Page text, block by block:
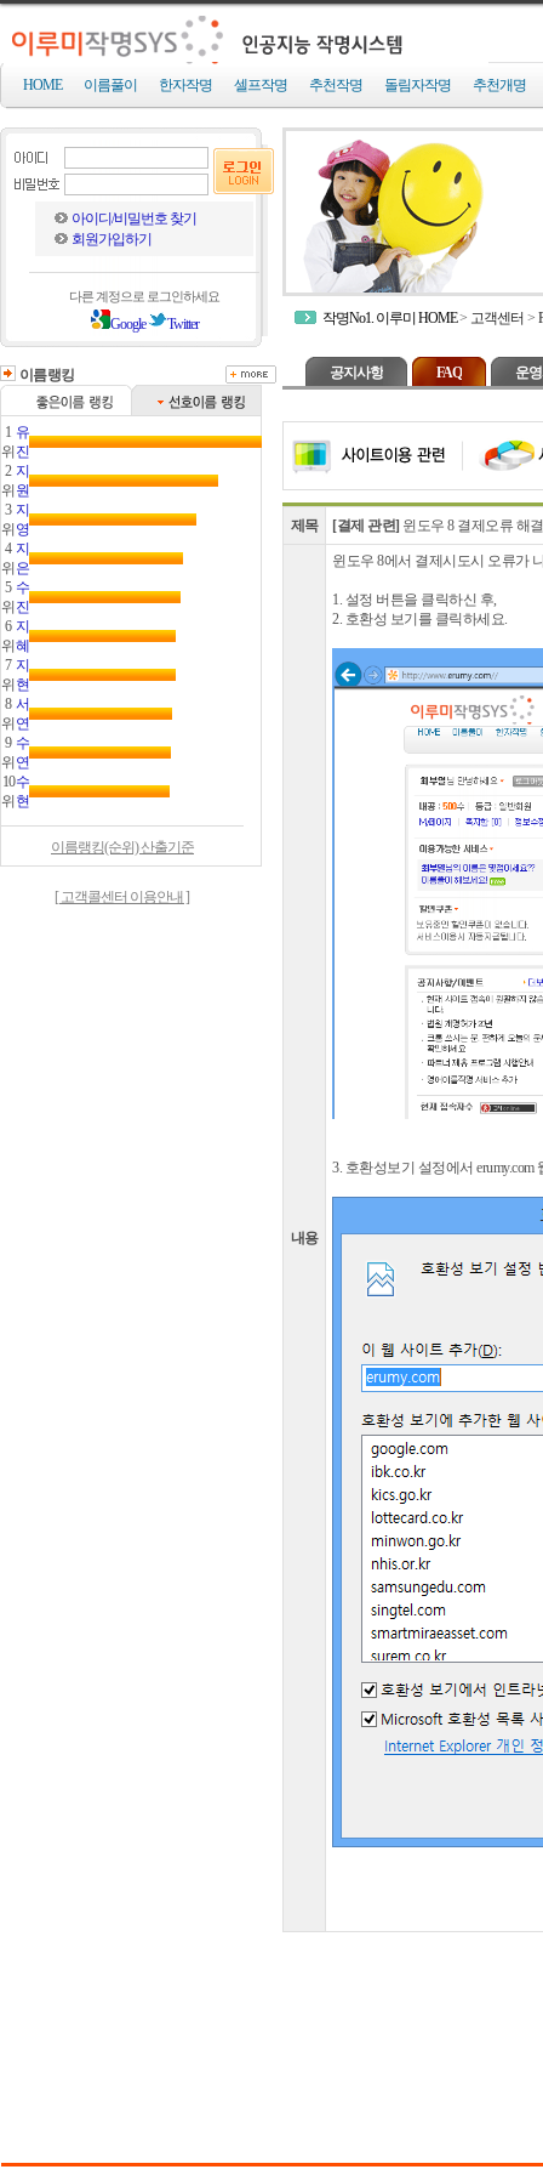
HOME 이름풀이 한자작명 셀프작명 추천작명 돌림자작명 추천개명
아이디/비밀번호 찾기
회원가입하기
다른 계정으로 로그인하세요
Google Twitter
이름랭킹
1
위
유
진
2
위
지
원
3
위
지
영
4
위
지
은
5
위
수
진
6
위
지
혜
7
위
지
현
8
위
서
연
9
위
수
연
10
위
수
현
이름랭킹(순위) 산출기준
[ 고객콜센터 이용안내 ]
작명No1. 이루미 HOME> 고객센터 >
공지사항 FAQ 운
제목 [결제 관련] 윈도우 8 결제오류 해
내용
윈도우 8에서 결제시도시 오류가
1. 설정 버튼을 클릭하신 후,
2. 호환성 보기를 클릭하세요.
3. 호환성보기 설정에서